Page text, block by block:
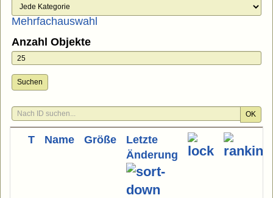
Mehrfachauswahl
Anzahl Objekte
Suchen
OK
T Name Größe
Letzte
Änderung